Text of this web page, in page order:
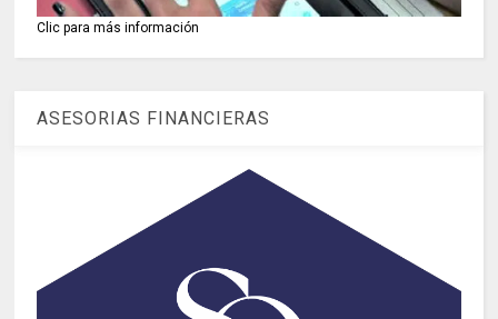
Clic para más información
ASESORIAS FINANCIERAS